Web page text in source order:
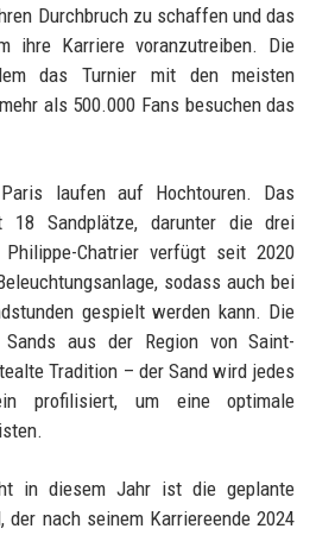
Durchbruch zu schaffen und das
ihre Karriere voranzutreiben. Die
das Turnier mit den meisten
als 500.000 Fans besuchen das
laufen auf Hochtouren. Das
18 Sandplätze, darunter die drei
Chatrier verfügt seit 2020
sodass auch bei
gespielt werden kann. Die
aus der Region von Saint-
Tradition – der Sand wird jedes
profilisiert, um eine optimale
in diesem Jahr ist die geplante
der nach seinem Karriereende 2024